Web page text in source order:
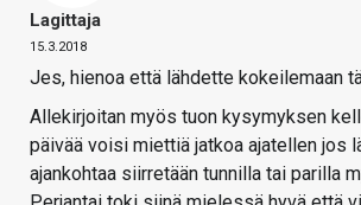
Lagittaja
15.3.2018
Jes, hienoa että lähdette kokeilemaan
Allekirjoitan myös tuon kysymyksen
päivää voisi miettiä jatkoa ajatellen jos
ajankohtaa siirretään tunnilla tai parilla